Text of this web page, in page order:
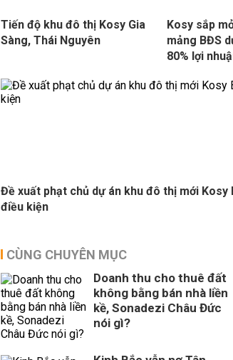
Tiến độ khu đô thị Kosy Gia
Sàng, Thái Nguyên
Kosy sắp
mảng BĐS
80% lợi
Đề xuất phạt chủ dự án khu đô thị mới
điều kiện
CÙNG CHUYÊN MỤC
Doanh thu cho thuê đất
không bằng bán nhà liền
kề, Sonadezi Châu Đức
nói gì?